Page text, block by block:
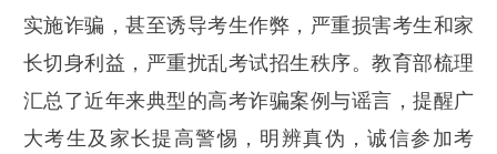
实施诈骗，甚至诱导考生作弊，严重损害考生和家
长切身利益，严重扰乱考试招生秩序。教育部梳理
汇总了近年来典型的高考诈骗案例与谣言，提醒广
大考生及家长提高警惕，明辨真伪，诚信参加考